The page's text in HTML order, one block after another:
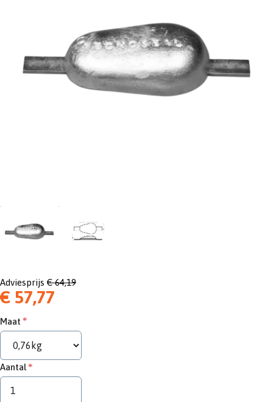
Adviesprijs € 64,19
€ 57,77
Maat
Aantal